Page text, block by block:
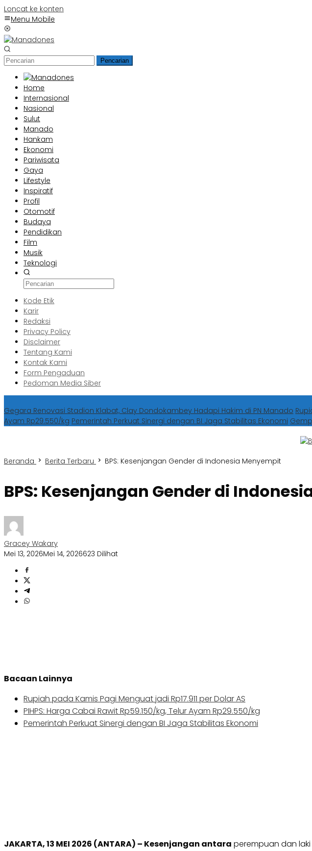
Loncat ke konten
Menu Mobile
Pencarian
Home
Internasional
Nasional
Sulut
Manado
Hankam
Ekonomi
Pariwisata
Gaya
Lifestyle
Inspiratif
Profil
Otomotif
Budaya
Pendidikan
Film
Musik
Teknologi
Kode Etik
Karir
Redaksi
Privacy Policy
Disclaimer
Tentang Kami
Kontak Kami
Form Pengaduan
Pedoman Media Siber
Gegara Renovasi Stadion Klabat, Clay Dondokambey Hadapi Hakim di PN Manado
Ayam Rp29.550/kg Pemerintah Perkuat Sinergi dengan BI Jaga Stabilitas Ekonomi
Beranda Berita Terbaru BPS: Kesenjangan Gender di Indonesia Menyempit
BPS: Kesenjangan Gender di
Gracey Wakary
Mei 13, 2026Mei 14, 2026623 Dilihat
Bacaan Lainnya
Rupiah pada Kamis Pagi Menguat jadi Rp17.911 per Dolar AS
PIHPS: Harga Cabai Rawit Rp59.150/kg, Telur Ayam Rp29.550/kg
Pemerintah Perkuat Sinergi dengan BI Jaga Stabilitas Ekonomi
JAKARTA, 13 MEI 2026 (ANTARA) – Kesenjangan antara perempuan dan